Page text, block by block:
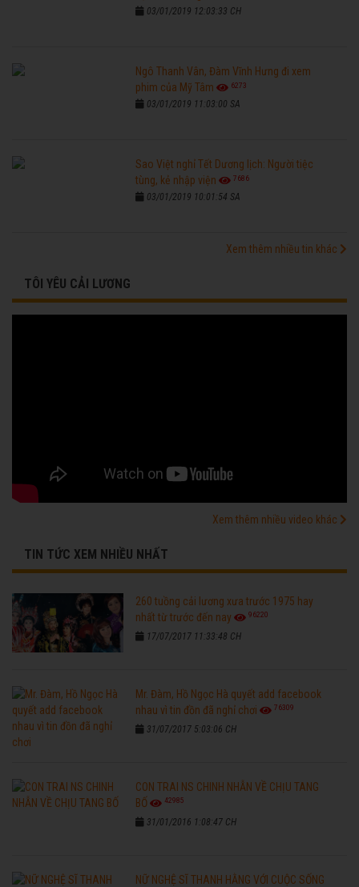
03/01/2019 12:03:33 CH
Ngô Thanh Vân, Đàm Vĩnh Hưng đi xem
phim của Mỹ Tâm
6273
03/01/2019 11:03:00 SA
Sao Việt nghỉ Tết Dương lịch: Người tiệc
tùng, kẻ nhập viện
7686
03/01/2019 10:01:54 SA
Xem thêm nhiều tin khác
TÔI YÊU CẢI LƯƠNG
Xem thêm nhiều video khác
TIN TỨC XEM NHIỀU NHẤT
260 tuồng cải lương xưa trước 1975 hay
nhất từ trước đến nay
96220
17/07/2017 11:33:48 CH
Mr. Đàm, Hồ Ngọc Hà quyết add facebook
nhau vì tin đồn đã nghỉ chơi
76309
31/07/2017 5:03:06 CH
CON TRAI NS CHINH NHẪN VỀ CHỊU TANG
BỐ
42985
31/01/2016 1:08:47 CH
NỮ NGHỆ SĨ THANH HẰNG VỚI CUỘC SỐNG